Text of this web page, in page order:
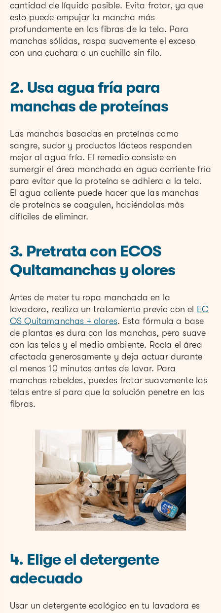
cantidad de líquido posible. Evita frotar, ya que
esto puede empujar la mancha más
profundamente en las fibras de la tela. Para
manchas sólidas, raspa suavemente el exceso
con una cuchara o un cuchillo sin filo.
2. Usa agua fría para
manchas de proteínas
Las manchas basadas en proteínas como
sangre, sudor y productos lácteos responden
mejor al agua fría. El remedio consiste en
sumergir el área manchada en agua corriente fría
para evitar que la proteína se adhiera a la tela.
El agua caliente puede hacer que las manchas
de proteínas se coagulen, haciéndolas más
difíciles de eliminar.
3. Pretrata con ECOS
Quitamanchas y olores
Antes de meter tu ropa manchada en la
lavadora, realiza un tratamiento previo con el EC
OS Quitamanchas + olores. Esta fórmula a base
de plantas es dura con las manchas, pero suave
con las telas y el medio ambiente. Rocía el área
afectada generosamente y deja actuar durante
al menos 10 minutos antes de lavar. Para
manchas rebeldes, puedes frotar suavemente las
telas entre sí para que la solución penetre en las
fibras.
4. Elige el detergente
adecuado
Usar un detergente ecológico en tu lavadora es